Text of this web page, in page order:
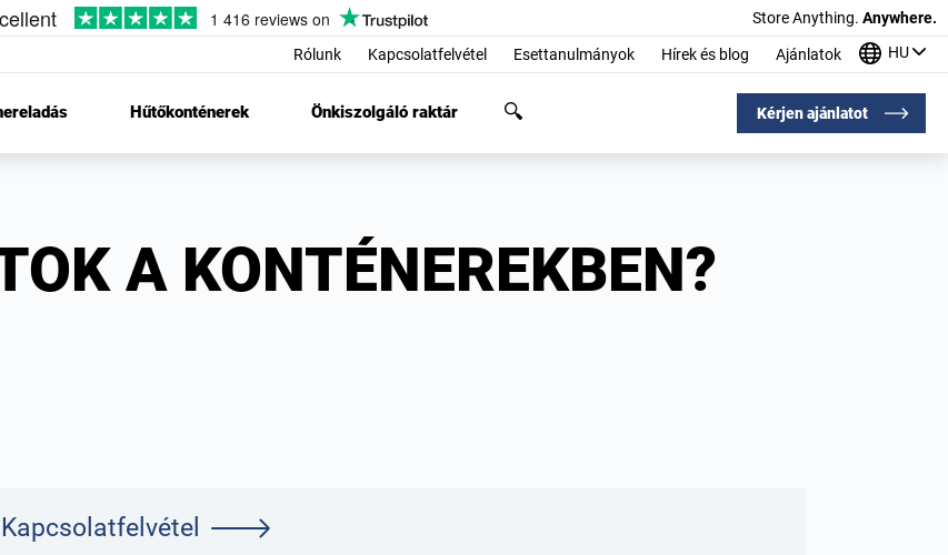
Store Anything. Anywhere.
Rólunk Kapcsolatfelvétel Esettanulmányok Hírek és blog Ajánlatok HU
Hűtőkonténerek Önkiszolgáló raktár Kérjen ajánlatot
A KONTÉNEREKBEN?
Kapcsolatfelvétel